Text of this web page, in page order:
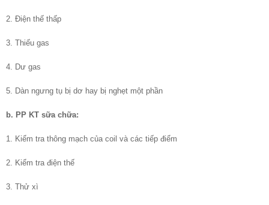
2. Điện thế thấp
3. Thiếu gas
4. Dư gas
5. Dàn ngưng tụ bị dơ hay bị nghẹt một phần
b. PP KT sữa chữa:
1. Kiểm tra thông mạch của coil và các tiếp điểm
2. Kiểm tra điện thế
3. Thử xì